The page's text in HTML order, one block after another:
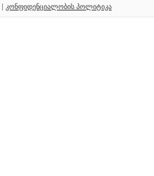
| კონფიდენციალობის პოლიტიკა